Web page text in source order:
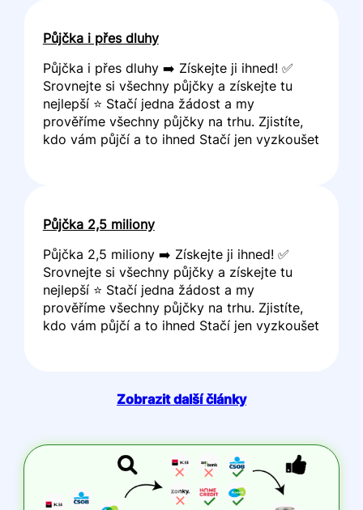
Půjčka i přes dluhy
Půjčka i přes dluhy ➡️ Získejte ji ihned! ✅
Srovnejte si všechny půjčky a získejte tu
nejlepší ⭐ Stačí jedna žádost a my
prověříme všechny půjčky na trhu. Zjistíte,
kdo vám půjčí a to ihned Stačí jen vyzkoušet
Půjčka 2,5 miliony
Půjčka 2,5 miliony ➡️ Získejte ji ihned! ✅
Srovnejte si všechny půjčky a získejte tu
nejlepší ⭐ Stačí jedna žádost a my
prověříme všechny půjčky na trhu. Zjistíte,
kdo vám půjčí a to ihned Stačí jen vyzkoušet
Zobrazit další články